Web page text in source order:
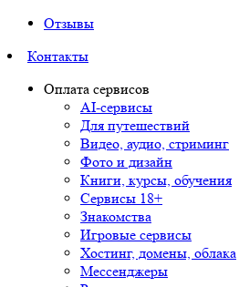
Отзывы
Контакты
Оплата сервисов
AI-сервисы
Для путешествий
Видео, аудио, стриминг
Фото и дизайн
Книги, курсы, обучения
Сервисы 18+
Знакомства
Игровые сервисы
Хостинг, домены, облака
Мессенджеры